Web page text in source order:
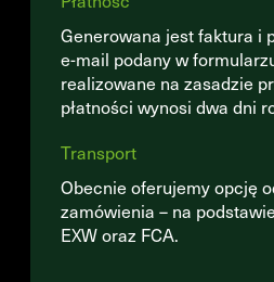
Generowana jest faktura i
e-mail podany w
realizowane na zasadzie
płatności wynosi dwa dni
Transport
Obecnie oferujemy opcję
zamówienia – na
EXW oraz FCA.